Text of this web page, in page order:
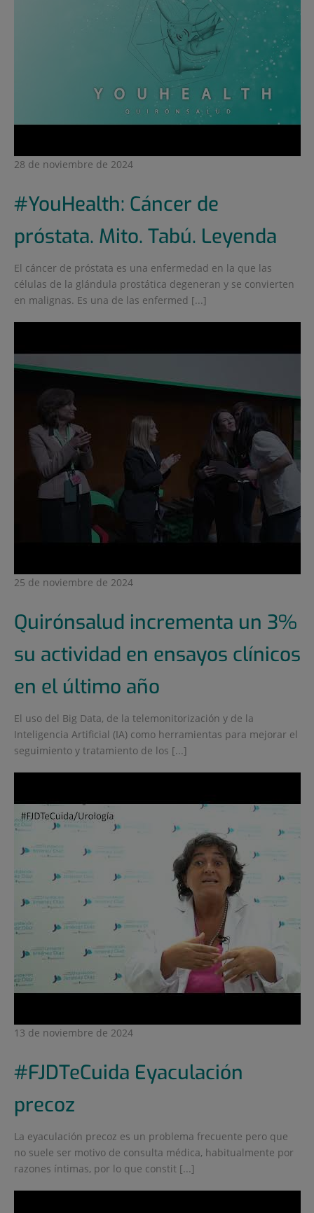
28 de noviembre de 2024
#YouHealth: Cáncer de
próstata. Mito. Tabú. Leyenda
El cáncer de próstata es una enfermedad en la que las
células de la glándula prostática degeneran y se convierten
en malignas. Es una de las enfermed [...]
25 de noviembre de 2024
Quirónsalud incrementa un 3%
su actividad en ensayos clínicos
en el último año
El uso del Big Data, de la telemonitorización y de la
Inteligencia Artificial (IA) como herramientas para mejorar el
seguimiento y tratamiento de los [...]
13 de noviembre de 2024
#FJDTeCuida Eyaculación
precoz
La eyaculación precoz es un problema frecuente pero que
no suele ser motivo de consulta médica, habitualmente por
razones íntimas, por lo que constit [...]